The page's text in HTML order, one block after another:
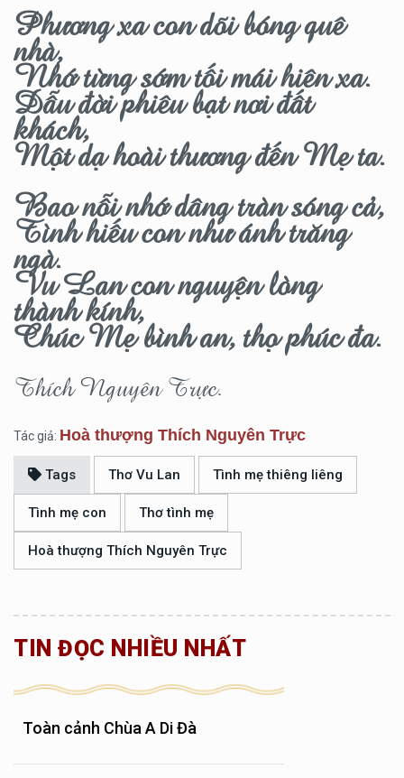
Phương xa con dõi bóng quê
nhà,
Nhớ từng sớm tối mái hiên xa.
Dẫu đời phiêu bạt nơi đất
khách,
Một dạ hoài thương đến Mẹ ta.
Bao nỗi nhớ dâng tràn sóng cả,
Tình hiếu con như ánh trăng
ngà.
Vu Lan con nguyện lòng
thành kính,
Chúc Mẹ bình an, thọ phúc đa.
Thích Nguyên Trực.
Tác giả: Hoà thượng Thích Nguyên Trực
Tags Thơ Vu Lan Tình mẹ thiêng liêng
Tình mẹ con Thơ tình mẹ
Hoà thượng Thích Nguyên Trực
TIN ĐỌC NHIỀU NHẤT
Toàn cảnh Chùa A Di Đà